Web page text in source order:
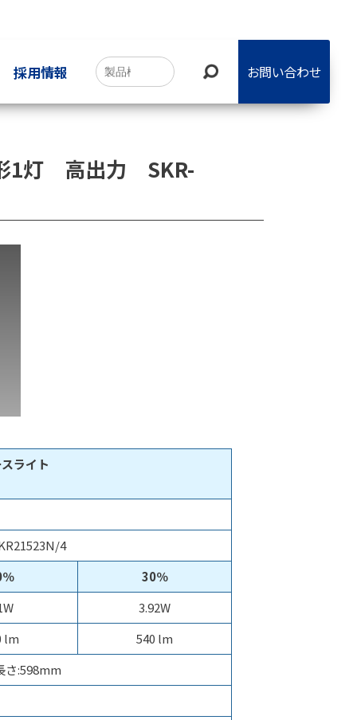
お問い合わせ
採用情報
1灯 高出力 SKR-
ライト
4
30％
3.92W
lm
540 lm
さ:598mm